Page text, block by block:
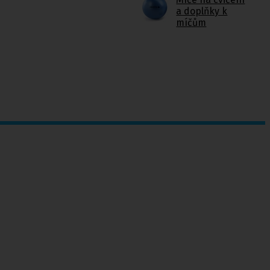
a doplňky k
míčům